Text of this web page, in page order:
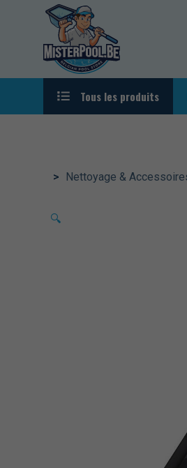
Tous les produits
Chauffage
Traitement de l'eau
> Nettoyage &
🔍